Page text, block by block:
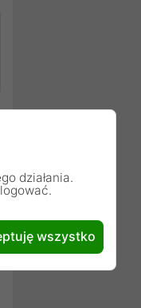
działania.
wszystko